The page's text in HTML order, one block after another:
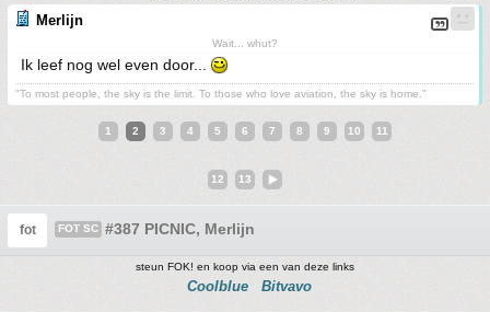
Merlijn
Wait... whut?
Ik leef nog wel even door...
"To most people, the sky is the limit. To those who love aviation, the sky is home."
1 2 3 4 5 6 7 8 9 10 11
12 13
fot FOT SC #387 PICNIC, Merlijn
steun FOK! en koop via een van deze links
Coolblue Bitvavo